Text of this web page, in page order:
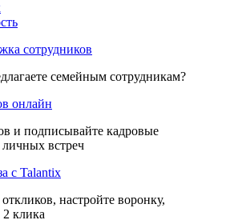
сотрудников
семейным сотрудникам?
онлайн
и подписывайте кадровые
встреч
с Talantix
настройте воронку,
2 клика